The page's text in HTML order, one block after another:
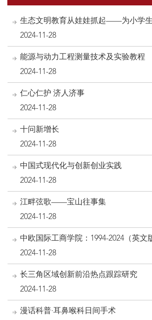
生态文明教育从娃娃抓起——为小学
课堂
2024-11-28
能源与动力工程测量技术及实验教程
2024-11-28
仁心仁护 济人济事
2024-11-28
十问新增长
2024-11-28
中国式现代化与创新创业实践
2024-11-28
江畔弦歌——宝山往事集
2024-11-28
中欧国际工商学院：1994-2024（英文
2024-11-28
长三角区域创新前沿热点跟踪研究
2024-11-28
漫话科普·耳鼻喉科日间手术